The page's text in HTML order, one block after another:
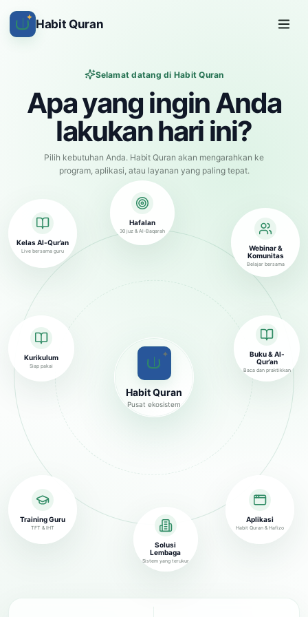
✦ Habit Quran
Selamat datang di Habit Quran
Apa yang ingin Anda
lakukan hari ini?
Pilih kebutuhan Anda. Habit Quran akan mengarahkan ke
program, aplikasi, atau layanan yang paling tepat.
✦
Habit Quran
Pusat ekosistem
Kelas Al-Qur’an
Live bersama guru
Hafalan
30 juz & Al-Baqarah
Buku & Al-
Qur’an
Baca dan praktikkan
Training Guru
TFT & IHT
Solusi
Lembaga
Sistem yang terukur
Kurikulum
Siap pakai
Aplikasi
Habit Quran & Hafizo
Webinar &
Komunitas
Belajar bersama